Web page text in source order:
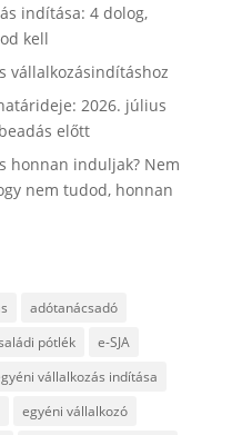
indítása: 4 dolog,
kell
vállalkozásindításhoz
2026. július
előtt
honnan induljak? Nem
nem tudod, honnan
adótanácsadó
pótlék
e-SJA
vállalkozás indítása
egyéni vállalkozó